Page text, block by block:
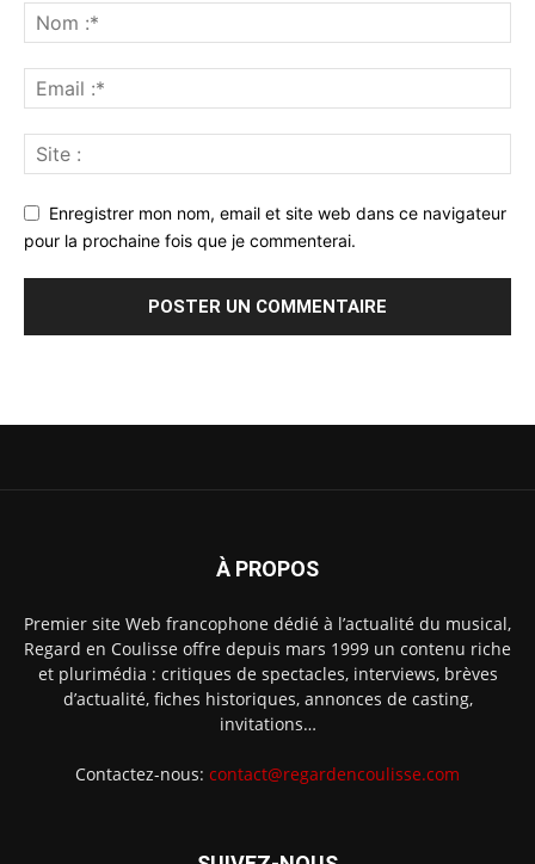
Enregistrer mon nom, email et site web dans ce navigateur
pour la prochaine fois que je commenterai.
À PROPOS
Premier site Web francophone dédié à l’actualité du musical,
Regard en Coulisse offre depuis mars 1999 un contenu riche
et plurimédia : critiques de spectacles, interviews, brèves
d’actualité, fiches historiques, annonces de casting,
invitations…
Contactez-nous: contact@regardencoulisse.com